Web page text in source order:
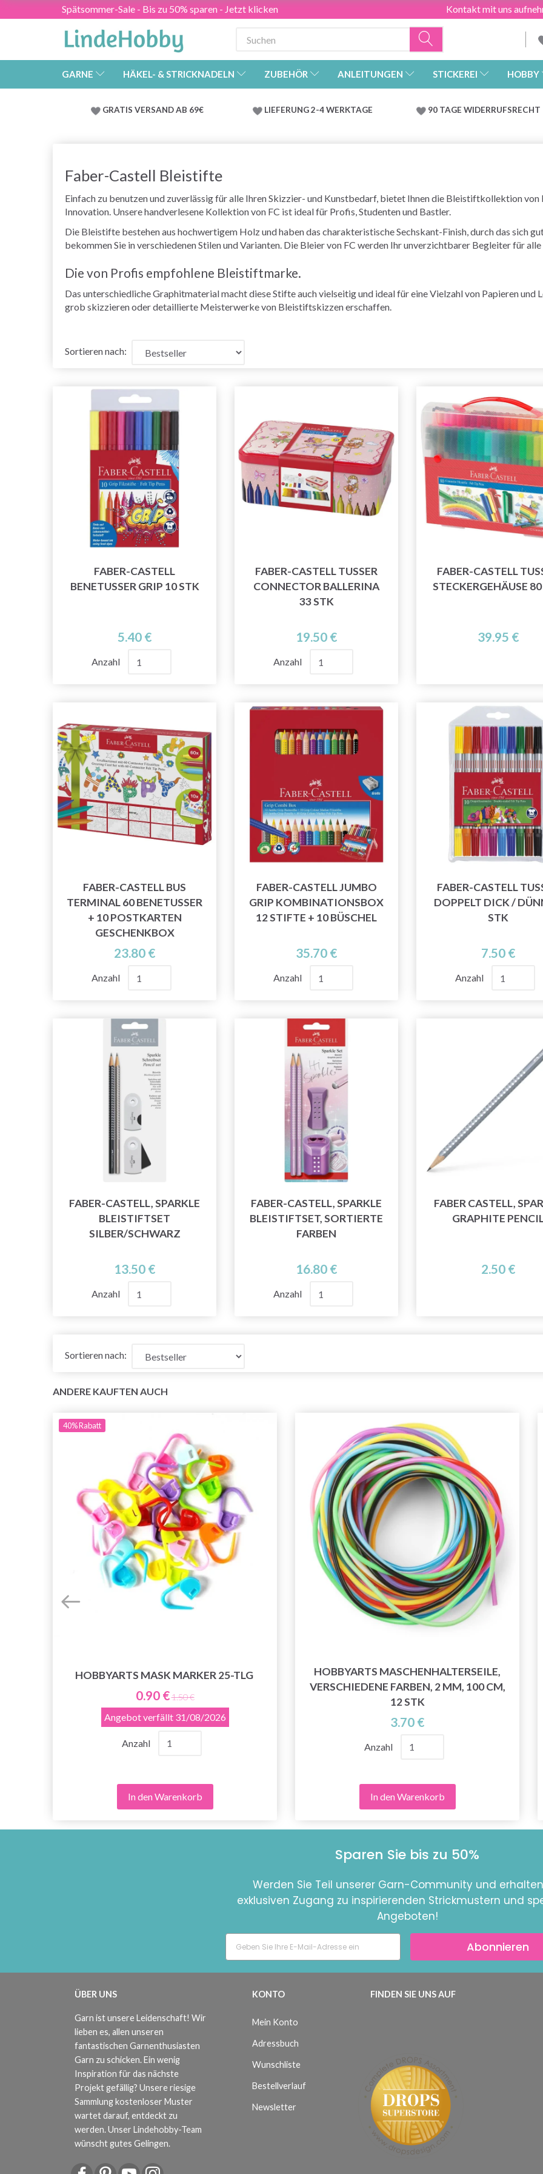
Spätsommer-Sale - Bis zu 50% sparen - Jetzt klicken Kontakt mit uns
GARNE HÄKEL- & STRICKNADELN ZUBEHÖR ANLEITUNGEN STICKEREI HOBBY
GRATIS VERSAND AB 69€ LIEFERUNG 2-4 WERKTAGE 90 TAGE WIDERRUFSRECHT
Faber-Castell Bleistifte
Einfach zu benutzen und zuverlässig für alle Ihren Skizzier- und Kunstbedarf, bietet Ihnen die Bleistiftkollektion von
Innovation. Unsere handverlesene Kollektion von FC ist ideal für Profis, Studenten und Bastler.
Die Bleistifte bestehen aus hochwertigem Holz und haben das charakteristische Sechskant-Finish, durch das sich
bekommen Sie in verschiedenen Stilen und Varianten. Die Bleier von FC werden Ihr unverzichtbarer Begleiter für
Die von Profis empfohlene Bleistiftmarke.
Das unterschiedliche Graphitmaterial macht diese Stifte auch vielseitig und ideal für eine Vielzahl von Papieren und
grob skizzieren oder detaillierte Meisterwerke von Bleistiftskizzen erschaffen.
Sortieren nach:
FABER-CASTELL
BENETUSSER GRIP 10 STK
5.40 €
Anzahl
FABER-CASTELL TUSSER
CONNECTOR BALLERINA
33 STK
19.50 €
Anzahl
FABER-CASTELL
STECKERGEHÄUSE
39.95 €
FABER-CASTELL BUS
TERMINAL 60 BENETUSSER
+ 10 POSTKARTEN
GESCHENKBOX
23.80 €
Anzahl
FABER-CASTELL JUMBO
GRIP KOMBINATIONSBOX
12 STIFTE + 10 BÜSCHEL
35.70 €
Anzahl
FABER-CASTELL
DOPPELT DICK /
STK
7.50 €
Anzahl
FABER-CASTELL, SPARKLE
BLEISTIFTSET
SILBER/SCHWARZ
13.50 €
Anzahl
FABER-CASTELL, SPARKLE
BLEISTIFTSET, SORTIERTE
FARBEN
16.80 €
Anzahl
FABER CASTELL,
GRAPHITE
2.50 €
Sortieren nach:
ANDERE KAUFTEN AUCH
40%Rabatt
HOBBYARTS MASK MARKER 25-TLG
0.90 €1.50 €
Angebot verfällt 31/08/2026
Anzahl
In den Warenkorb
HOBBYARTS MASCHENHALTERSEILE,
VERSCHIEDENE FARBEN, 2 MM, 100 CM,
12 STK
3.70 €
Anzahl
In den Warenkorb
Sparen Sie bis zu 50%
Werden Sie Teil unserer Garn-Community und
exklusiven Zugang zu inspirierenden Strickmustern und
Angeboten!
Abonnieren
ÜBER UNS
Garn ist unsere Leidenschaft! Wir
lieben es, allen unseren
fantastischen Garnenthusiasten
Garn zu schicken. Ein wenig
Inspiration für das nächste
Projekt gefällig? Unsere riesige
Sammlung kostenloser Muster
wartet darauf, entdeckt zu
werden. Unser Lindehobby-Team
wünscht gutes Gelingen.
KONTO
Mein Konto
Adressbuch
Wunschliste
Bestellverlauf
Newsletter
FINDEN SIE UNS AUF